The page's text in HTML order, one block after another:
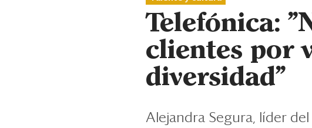
Telefónica:
clientes por
diversidad"
Alejandra Segura, líder